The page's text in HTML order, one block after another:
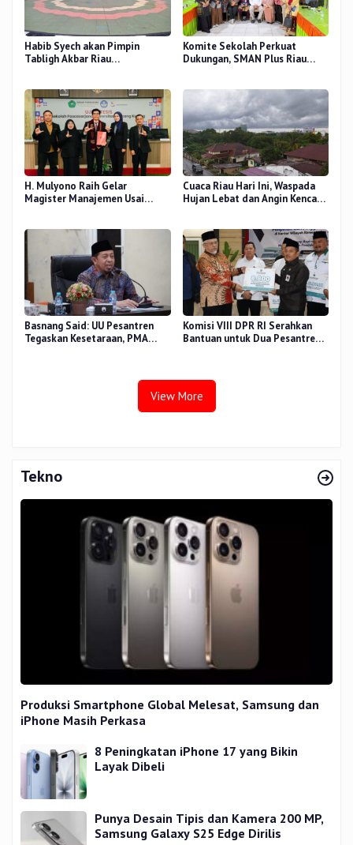
Habib Syech akan Pimpin
Tabligh Akbar Riau
Komite Sekolah Perkuat
Dukungan, SMAN Plus Riau
H. Mulyono Raih Gelar
Magister Manajemen Usai
Cuaca Riau Hari Ini, Waspada
Hujan Lebat dan Angin Kencang
Basnang Said: UU Pesantren
Tegaskan Kesetaraan, PMA
Komisi VIII DPR RI Serahkan
Bantuan untuk Dua Pesantren
View More
Tekno
Produksi Smartphone Global Melesat, Samsung dan
iPhone Masih Perkasa
8 Peningkatan iPhone 17 yang Bikin
Layak Dibeli
Punya Desain Tipis dan Kamera 200 MP,
Samsung Galaxy S25 Edge Dirilis